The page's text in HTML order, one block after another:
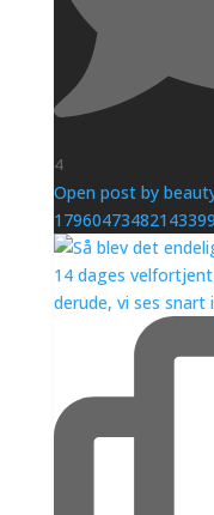
4
Open post by
17960473482143399